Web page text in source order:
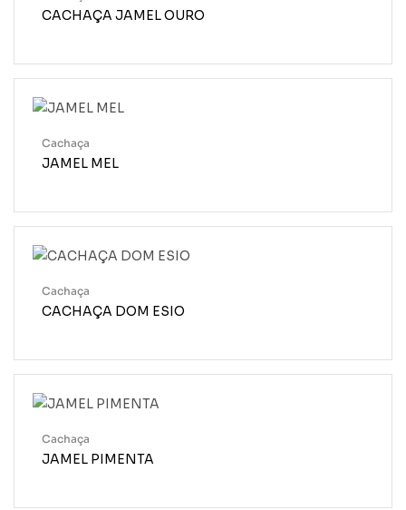
CACHAÇA JAMEL OURO
JAMEL MEL
Cachaça
CACHAÇA DOM ESIO
Cachaça
JAMEL PIMENTA
Cachaça